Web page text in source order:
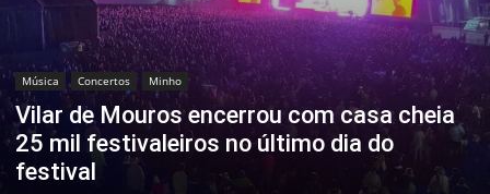
Música Concertos Minho
Vilar de Mouros encerrou com casa cheia
25 mil festivaleiros no último dia do
festival